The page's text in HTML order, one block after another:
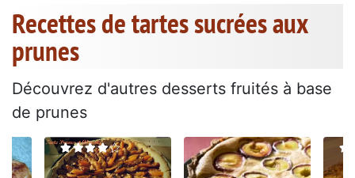
Recettes de tartes sucrées aux
prunes
Découvrez d'autres desserts fruités à base
de prunes